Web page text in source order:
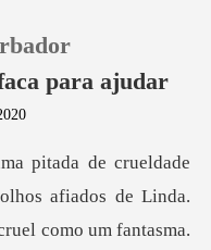
0
para ajudar
afiados de Linda.
como um fan